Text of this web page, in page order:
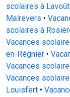
scolaires à
Malrevers •
scolaires à
Vacances
en-Régnier •
Vacances
Vacances
Louisfert •